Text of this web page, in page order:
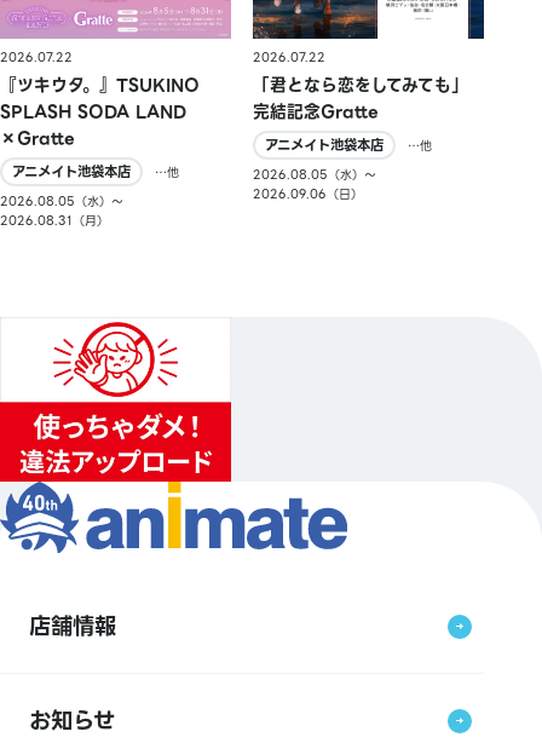
2026.07.22
『ツキウタ。』TSUKINO
SPLASH SODA LAND
×Gratte
アニメイト池袋本店
…他
2026.08.05（水）〜
2026.08.31（月）
2026.07.22
「君となら恋をしてみても」
完結記念Gratte
アニメイト池袋本店
…他
2026.08.05（水）〜
2026.09.06（日）
店舗情報
お知らせ